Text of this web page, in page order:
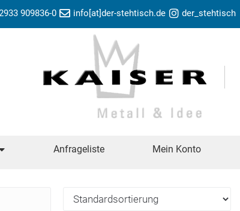
909836-0 info[at]der-stehtisch.de der_stehtisch
Anfrageliste Mein Konto